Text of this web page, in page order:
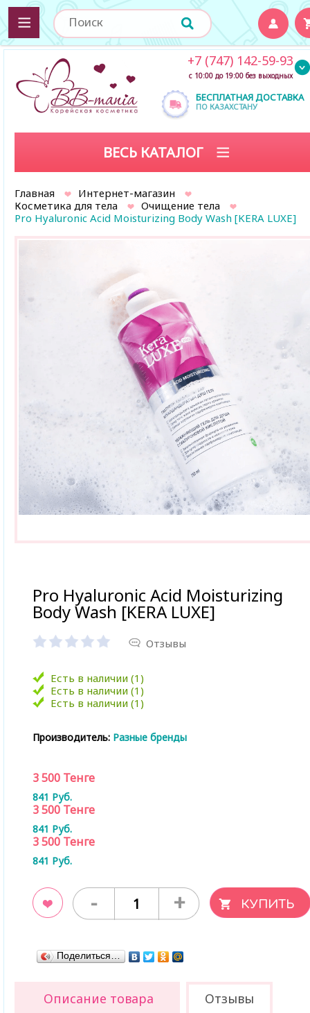
БЕСПЛАТНАЯ ДОСТАВКА
ПО КАЗАХСТАНУ
+7 (747) 142-59-93
с 10:00 до 19:00 без выходных
ВЕСЬ КАТАЛОГ
Главная
Интернет-магазин
Косметика для тела
Очищение тела
Pro Hyaluronic Acid Moisturizing Body Wash [KERA LUXE]
Pro Hyaluronic Acid Moisturizing
Body Wash [KERA LUXE]
Отзывы
Есть в наличии (1)
Есть в наличии (1)
Есть в наличии (1)
Производитель: Разные бренды
3 500 Тенге
841 Руб.
3 500 Тенге
841 Руб.
3 500 Тенге
841 Руб.
- +
Поделиться…
Описание товара Отзывы